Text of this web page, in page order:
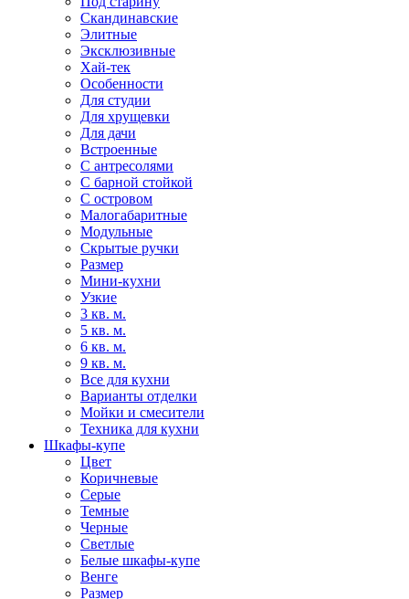
Скандинавские
Элитные
Эксклюзивные
Хай-тек
Особенности
Для студии
Для хрущевки
Для дачи
Встроенные
С антресолями
С барной стойкой
С островом
Малогабаритные
Модульные
Скрытые ручки
Размер
Мини-кухни
Узкие
3 кв. м.
5 кв. м.
6 кв. м.
9 кв. м.
Все для кухни
Варианты отделки
Мойки и смесители
Техника для кухни
Шкафы-купе
Цвет
Коричневые
Серые
Темные
Черные
Светлые
Белые шкафы-купе
Венге
Размер